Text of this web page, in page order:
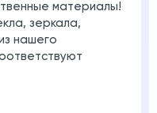
материалы!
зеркала,
нашего